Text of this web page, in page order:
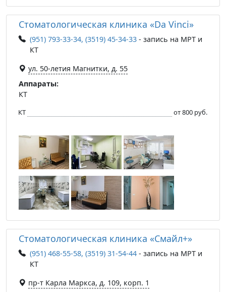
Стоматологическая клиника «Da Vinci»
(951) 793-33-34, (3519) 45-34-33 - запись на МРТ и
КТ
ул. 50-летия Магнитки, д. 55
Аппараты:
КТ
КТ от 800 руб.
Стоматологическая клиника «Смайл+»
(951) 468-55-58, (3519) 31-54-44 - запись на МРТ и
КТ
пр-т Карла Маркса, д. 109, корп. 1